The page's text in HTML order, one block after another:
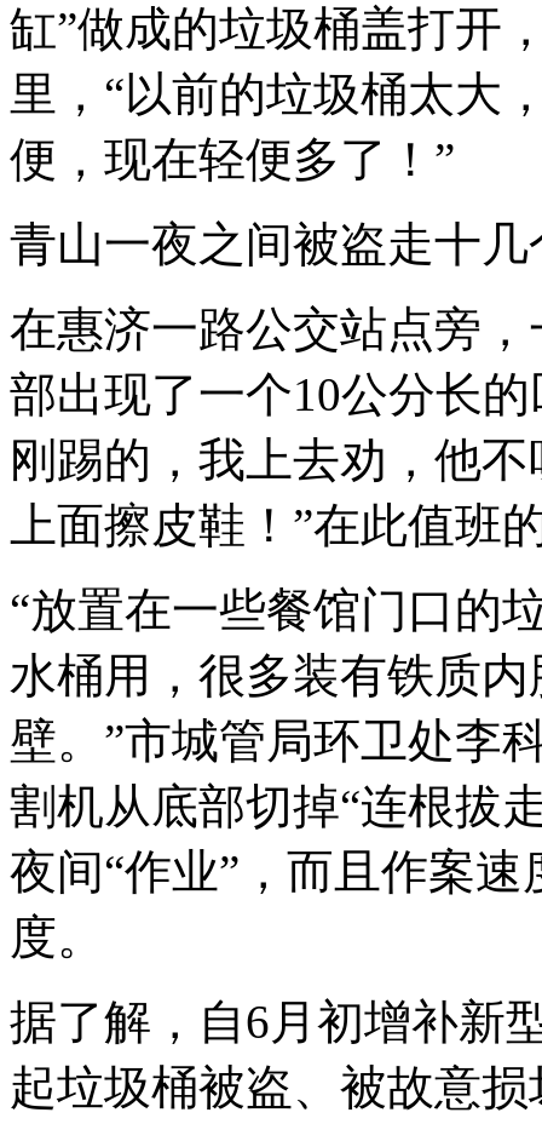
缸”做成的垃圾桶盖打开
里，“以前的垃圾桶太大
便，现在轻便多了！”
青山一夜之间被盗走十几
在惠济一路公交站点旁
部出现了一个10公分长
刚踢的，我上去劝，他
上面擦皮鞋！”在此值班
“放置在一些餐馆门口的
水桶用，很多装有铁质
壁。”市城管局环卫处李
割机从底部切掉“连根拔
夜间“作业”，而且作案
度。
据了解，自6月初增补新
起垃圾桶被盗、被故意